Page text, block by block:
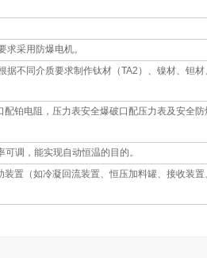
采用防爆电机。
不同介质要求制作钛材（TA2）、镍材、钽材
铂电阻，压力表安全爆破口配压力表及安全
调，能实现自动恒温的目的。
置（如冷凝回流装置、恒压加料罐、接收装